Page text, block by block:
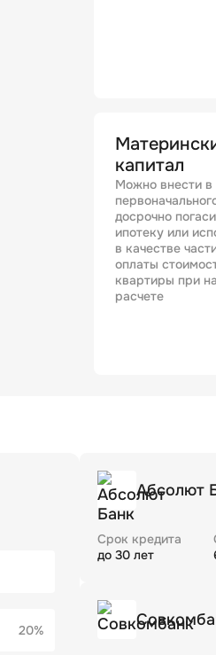
капитал
Можно внести в
досрочно
ипотеку или
в качестве
оплаты
квартиры при
расчете
20%
Абсолют
Срок кредита
до 30 лет